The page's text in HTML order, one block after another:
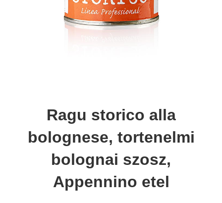
Ragu storico alla
bolognese, tortenelmi
bolognai szosz,
Appennino etel